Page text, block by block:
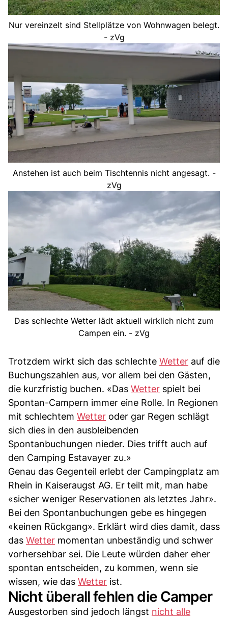
Nur vereinzelt sind Stellplätze von Wohnwagen belegt.
- zVg
Anstehen ist auch beim Tischtennis nicht angesagt. -
zVg
Das schlechte Wetter lädt aktuell wirklich nicht zum
Campen ein. - zVg
Trotzdem wirkt sich das schlechte Wetter auf die
Buchungszahlen aus, vor allem bei den Gästen,
die kurzfristig buchen. «Das Wetter spielt bei
Spontan-Campern immer eine Rolle. In Regionen
mit schlechtem Wetter oder gar Regen schlägt
sich dies in den ausbleibenden
Spontanbuchungen nieder. Dies trifft auch auf
den Camping Estavayer zu.»
Genau das Gegenteil erlebt der Campingplatz am
Rhein in Kaiseraugst AG. Er teilt mit, man habe
«sicher weniger Reservationen als letztes Jahr».
Bei den Spontanbuchungen gebe es hingegen
«keinen Rückgang». Erklärt wird dies damit, dass
das Wetter momentan unbeständig und schwer
vorhersehbar sei. Die Leute würden daher eher
spontan entscheiden, zu kommen, wenn sie
wissen, wie das Wetter ist.
Nicht überall fehlen die Camper
Ausgestorben sind jedoch längst nicht alle